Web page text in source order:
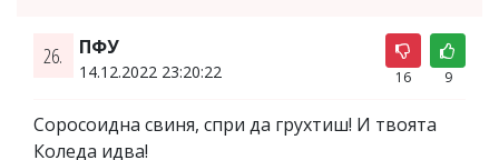
26. ПФУ
14.12.2022 23:20:22 16 9
Соросоидна свиня, спри да грухтиш! И твоята
Коледа идва!